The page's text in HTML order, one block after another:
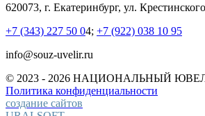
620073, г. Екатеринбург, ул.
+7 (343) 227 50 04; +7 (922) 038 10 95
info@souz-uvelir.ru
© 2023 - 2026 НАЦИОНАЛЬНЫЙ
Политика конфиденциальности
создание сайтов